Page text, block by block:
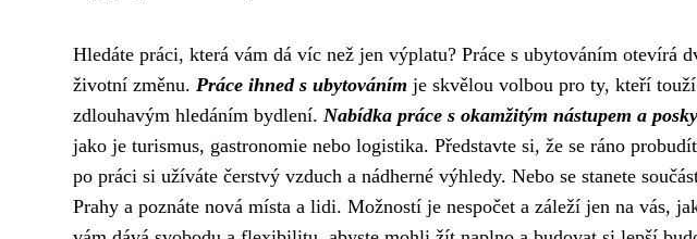
Hledáte práci, která vám dá víc než jen výplatu? Práce s ubytováním otevírá
životní změnu. Práce ihned s ubytováním je skvělou volbou pro ty, kteří
zdlouhavým hledáním bydlení. Nabídka práce s okamžitým nástupem a
jako je turismus, gastronomie nebo logistika. Představte si, že se ráno
po práci si užíváte čerstvý vzduch a nádherné výhledy. Nebo se stanete
Prahy a poznáte nová místa a lidi. Možností je nespočet a záleží jen na vás,